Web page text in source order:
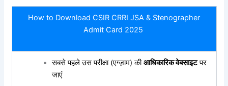
How to Download CSIR CRRI JSA & Stenographer
Admit Card 2025
सबसे पहले उस परीक्षा (एग्ज़ाम) कीआधिकारिक वेबसाइटपर
जाएं